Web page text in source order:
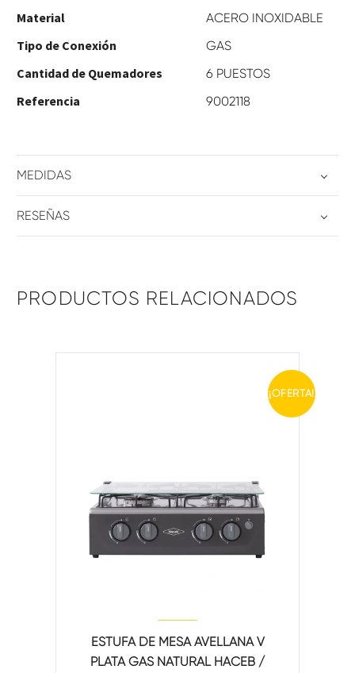
Material ACERO INOXIDABLE
Tipo de Conexión GAS
Cantidad de Quemadores 6 PUESTOS
Referencia 9002118
MEDIDAS
RESEÑAS
PRODUCTOS RELACIONADOS
¡OFERTA!
ESTUFA DE MESA AVELLANA V
PLATA GAS NATURAL HACEB /